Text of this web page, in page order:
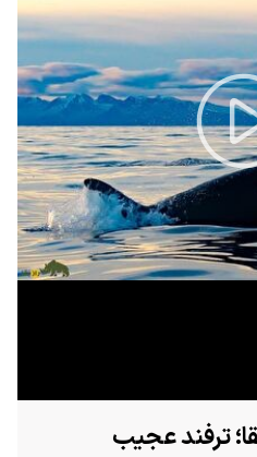
Play
Video
ترفند عجیب